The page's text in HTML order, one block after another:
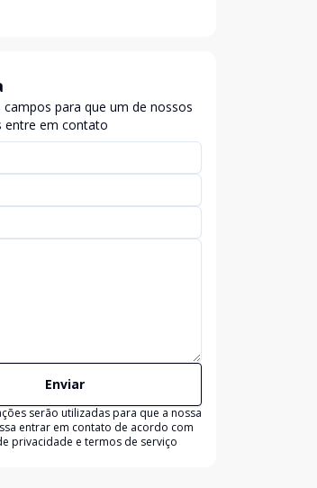
campos para que um de nossos
entre em contato
Enviar
serão utilizadas para que a nossa
entrar em contato de acordo com
privacidade e termos de serviço